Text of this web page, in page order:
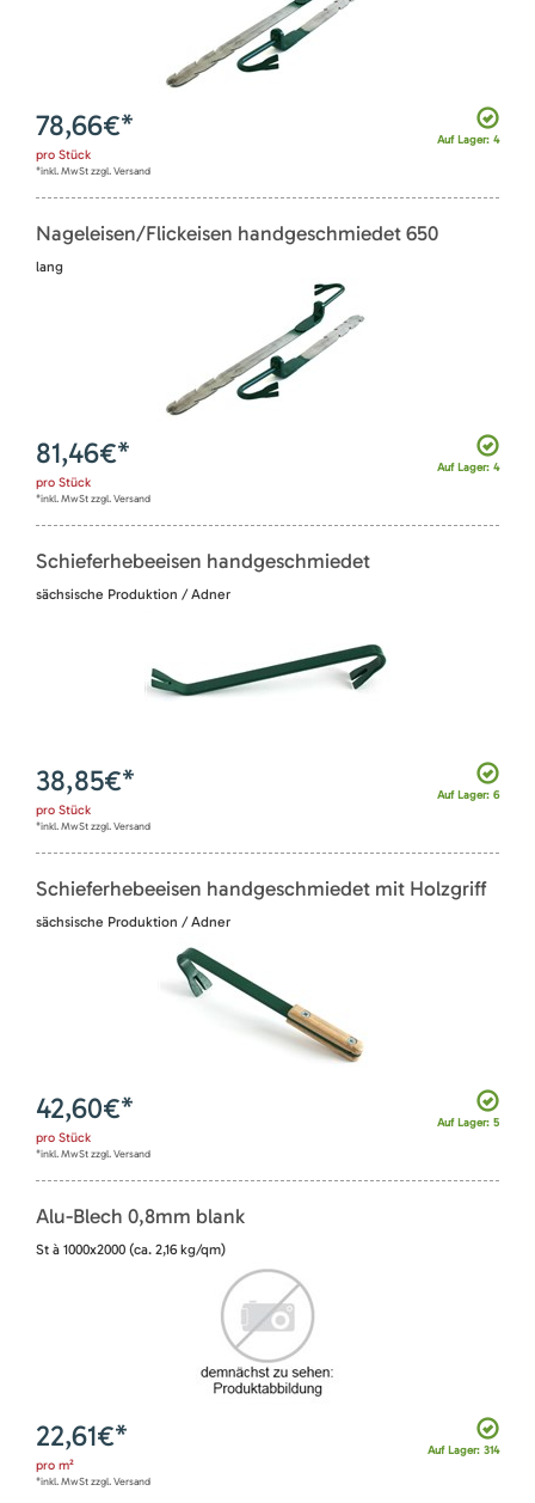
Auf Lager: 4
78,66€*
pro Stück
*inkl. MwSt zzgl. Versand
Nageleisen/Flickeisen handgeschmiedet 650
lang
Auf Lager: 4
81,46€*
pro Stück
*inkl. MwSt zzgl. Versand
Schieferhebeeisen handgeschmiedet
sächsische Produktion / Adner
Auf Lager: 6
38,85€*
pro Stück
*inkl. MwSt zzgl. Versand
Schieferhebeeisen handgeschmiedet mit Holzgriff
sächsische Produktion / Adner
Auf Lager: 5
42,60€*
pro Stück
*inkl. MwSt zzgl. Versand
Alu-Blech 0,8mm blank
St à 1000x2000 (ca. 2,16 kg/qm)
Auf Lager: 314
22,61€*
pro m²
*inkl. MwSt zzgl. Versand